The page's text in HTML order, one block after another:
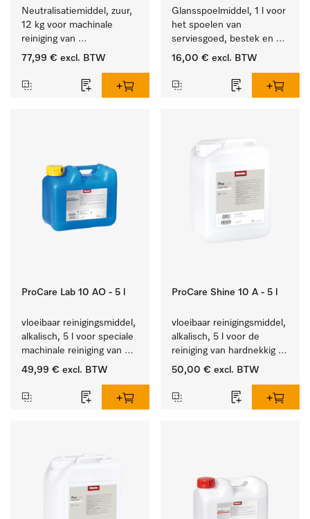
Neutralisatiemiddel, zuur,
12 kg voor machinale
reiniging van
laboratoriumglaswerk en -
77,99 € excl. BTW
Glansspoelmiddel, 1 l voor
het spoelen van
serviesgoed, bestek en
ideaal voor glazen.
16,00 € excl. BTW
ProCare Lab 10 AO - 5 l
vloeibaar reinigingsmiddel,
alkalisch, 5 l voor speciale
machinale reiniging van
laboratoriumglaswerk en -
49,99 € excl. BTW
ProCare Shine 10 A - 5 l
vloeibaar reinigingsmiddel,
alkalisch, 5 l voor de
reiniging van hardnekkig
vuil op serviesgoed,
50,00 € excl. BTW